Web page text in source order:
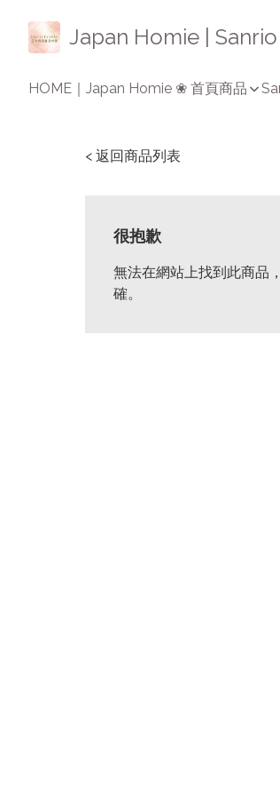
Japan Homie |
HOME｜Japan Homie ❀ 首頁商品
< 返回商品列表
很抱歉
無法在網站上找到此商品
確。